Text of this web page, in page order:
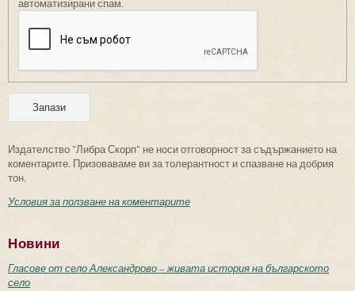
автоматизирани спам.
Издателство "Либра Скорп" не носи отговорност за съдържанието на
коментарите. Призоваваме ви за толерантност и спазване на добрия
тон.
Условия за ползване на коментарите
Новини
Гласове от село Александрово – живата история на българското
село